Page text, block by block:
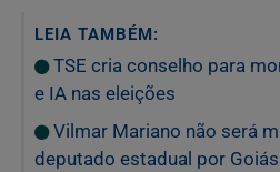
LEIA TAMBÉM:
TSE cria conselho para
e IA nas eleições
Vilmar Mariano não será
deputado estadual por Goiás